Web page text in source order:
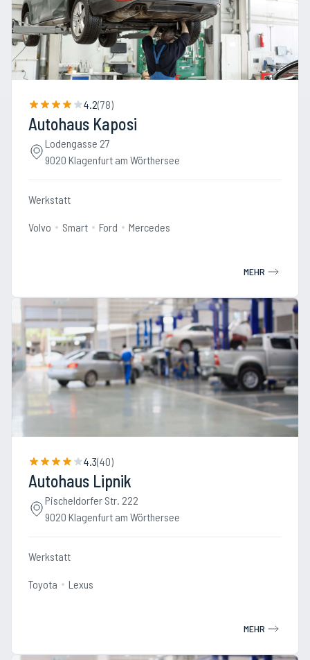
4.2(78)
Autohaus Kaposi
Lodengasse 27
9020 Klagenfurt am Wörthersee
Werkstatt
Volvo Smart Ford Mercedes
MEHR
4.3(40)
Autohaus Lipnik
Pischeldorfer Str. 222
9020 Klagenfurt am Wörthersee
Werkstatt
Toyota Lexus
MEHR